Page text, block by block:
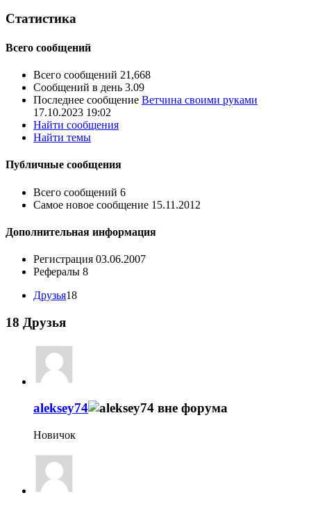
Статистика
Всего сообщений
Всего сообщений 21,668
Сообщений в день 3.09
Последнее сообщение Ветчина своими руками
17.10.2023 19:02
Найти сообщения
Найти темы
Публичные сообщения
Всего сообщений 6
Самое новое сообщение 15.11.2012
Дополнительная информация
Регистрация 03.06.2007
Рефералы 8
Друзья18
18 Друзья
aleksey74
Новичок